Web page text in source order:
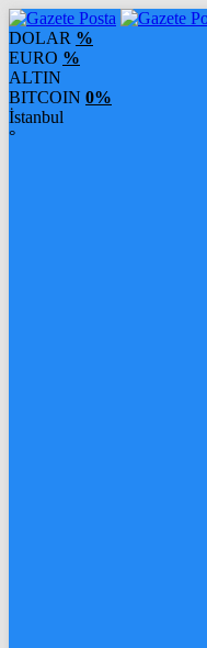
DOLAR %
EURO %
ALTIN
BITCOIN 0%
İstanbul
°